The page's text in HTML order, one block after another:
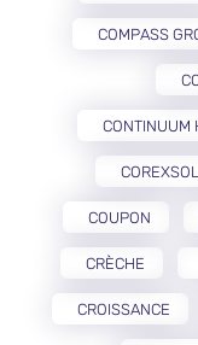
COMPASS
CONTINUUM
COUPON
CRÈCHE
CROISSANCE